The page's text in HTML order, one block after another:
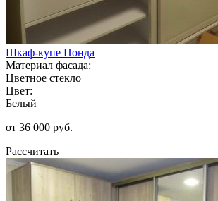
Шкаф-купе Понда
Материал фасада:
Цветное стекло
Цвет:
Белый
от 36 000 руб.
Рассчитать